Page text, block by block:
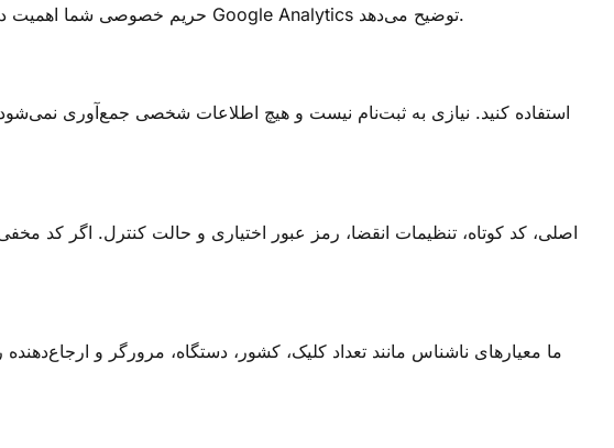
در lnk.ink، حریم خصوصی شما اهمیت دارد. این سیاست نحوه استفاده از داده‌های حداقلی و حفظ شفافیت را حتی هنگام استفاده از ابزارهایی مانند Google Analytics توضیح می‌دهد.
ما معیارهای ناشناس مانند تعداد کلیک، کشور، دستگاه، مرورگر و